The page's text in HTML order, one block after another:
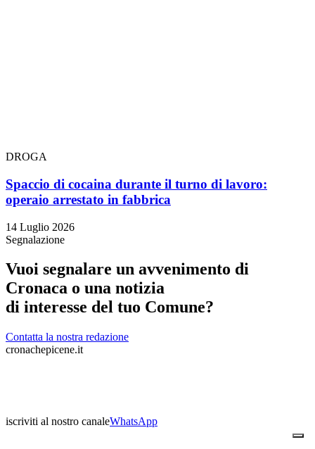
DROGA
Spaccio di cocaina durante il turno di lavoro:
operaio arrestato in fabbrica
14 Luglio 2026
Segnalazione
Vuoi segnalare un avvenimento di
Cronaca o una notizia
di interesse del tuo Comune?
Contatta la nostra redazione
cronachepicene.it
iscriviti al nostro canaleWhatsApp